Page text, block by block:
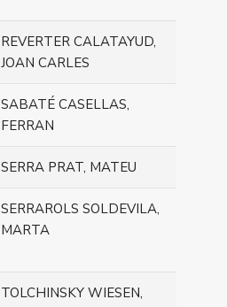
REVERTER CALATAYUD,
JOAN CARLES
SABATÉ CASELLAS,
FERRAN
SERRA PRAT, MATEU
SERRAROLS SOLDEVILA,
MARTA
TOLCHINSKY WIESEN,